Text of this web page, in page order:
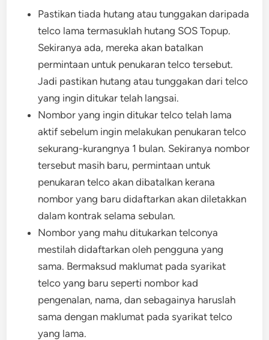
Pastikan tiada hutang atau tunggakan daripada
telco lama termasuklah hutang SOS Topup.
Sekiranya ada, mereka akan batalkan
permintaan untuk penukaran telco tersebut.
Jadi pastikan hutang atau tunggakan dari telco
yang ingin ditukar telah langsai.
Nombor yang ingin ditukar telco telah lama
aktif sebelum ingin melakukan penukaran telco
sekurang-kurangnya 1 bulan. Sekiranya nombor
tersebut masih baru, permintaan untuk
penukaran telco akan dibatalkan kerana
nombor yang baru didaftarkan akan diletakkan
dalam kontrak selama sebulan.
Nombor yang mahu ditukarkan telconya
mestilah didaftarkan oleh pengguna yang
sama. Bermaksud maklumat pada syarikat
telco yang baru seperti nombor kad
pengenalan, nama, dan sebagainya haruslah
sama dengan maklumat pada syarikat telco
yang lama.